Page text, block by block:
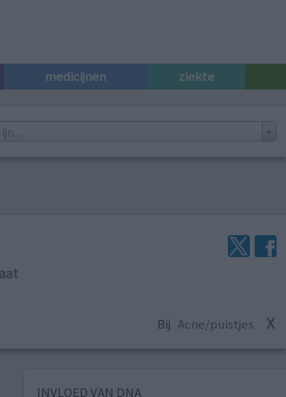
medicijnen ziekte
Bij Acne/puistjes X
INVLOED VAN DNA